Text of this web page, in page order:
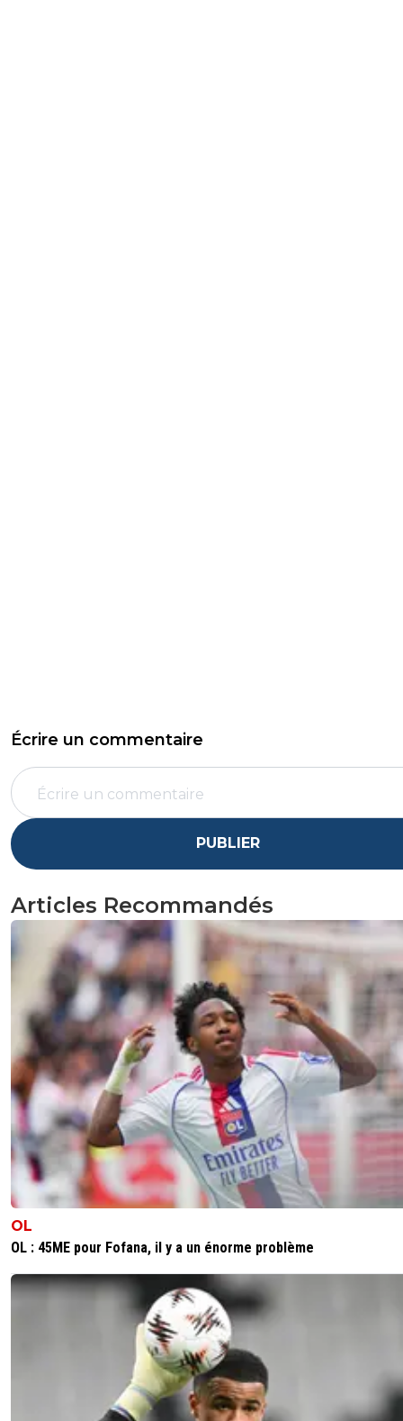
Écrire un commentaire
PUBLIER
Articles Recommandés
OL
OL : 45ME pour Fofana, il y a un énorme problème